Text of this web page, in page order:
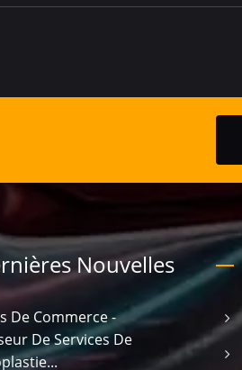
Nouvelles
De Commerce -
De Services De